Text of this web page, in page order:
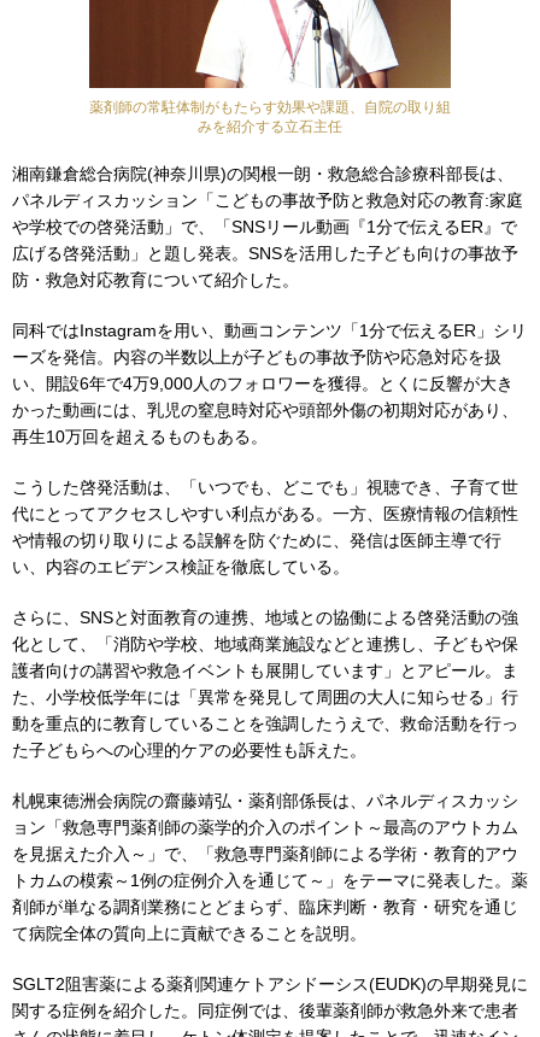
薬剤師の常駐体制がもたらす効果や課題、自院の取り組
みを紹介する立石主任
湘南鎌倉総合病院(神奈川県)の関根一朗・救急総合診療科部長は、
パネルディスカッション「こどもの事故予防と救急対応の教育:家庭
や学校での啓発活動」で、「SNSリール動画『1分で伝えるER』で
広げる啓発活動」と題し発表。SNSを活用した子ども向けの事故予
防・救急対応教育について紹介した。
同科ではInstagramを用い、動画コンテンツ「1分で伝えるER」シリ
ーズを発信。内容の半数以上が子どもの事故予防や応急対応を扱
い、開設6年で4万9,000人のフォロワーを獲得。とくに反響が大き
かった動画には、乳児の窒息時対応や頭部外傷の初期対応があり、
再生10万回を超えるものもある。
こうした啓発活動は、「いつでも、どこでも」視聴でき、子育て世
代にとってアクセスしやすい利点がある。一方、医療情報の信頼性
や情報の切り取りによる誤解を防ぐために、発信は医師主導で行
い、内容のエビデンス検証を徹底している。
さらに、SNSと対面教育の連携、地域との協働による啓発活動の強
化として、「消防や学校、地域商業施設などと連携し、子どもや保
護者向けの講習や救急イベントも展開しています」とアピール。ま
た、小学校低学年には「異常を発見して周囲の大人に知らせる」行
動を重点的に教育していることを強調したうえで、救命活動を行っ
た子どもらへの心理的ケアの必要性も訴えた。
札幌東徳洲会病院の齋藤靖弘・薬剤部係長は、パネルディスカッシ
ョン「救急専門薬剤師の薬学的介入のポイント～最高のアウトカム
を見据えた介入～」で、「救急専門薬剤師による学術・教育的アウ
トカムの模索～1例の症例介入を通じて～」をテーマに発表した。薬
剤師が単なる調剤業務にとどまらず、臨床判断・教育・研究を通じ
て病院全体の質向上に貢献できることを説明。
SGLT2阻害薬による薬剤関連ケトアシドーシス(EUDK)の早期発見に
関する症例を紹介した。同症例では、後輩薬剤師が救急外来で患者